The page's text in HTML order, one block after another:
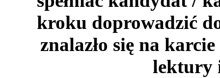
kroku doprowadzić
znalazło się na
lektury